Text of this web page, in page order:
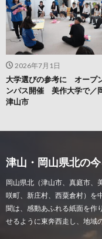
2026年7月1日
大学選びの参考に オープ
ンパス開催 美作大学で／
津山市
津山・岡山県北の
岡山県北（津山市、真庭市、
咲町、新庄村、西粟倉村）を
聞は、感動あふれる紙面を作
せるように東奔西走し、地域